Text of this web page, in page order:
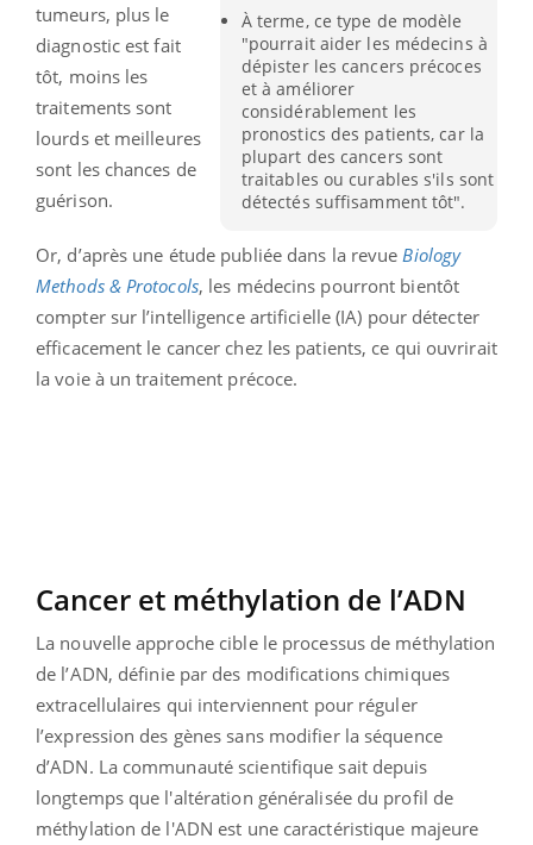
À terme, ce type de modèle
"pourrait aider les médecins à
dépister les cancers précoces
et à améliorer
considérablement les
pronostics des patients, car la
plupart des cancers sont
traitables ou curables s'ils sont
détectés suffisamment tôt".
tumeurs, plus le
diagnostic est fait
tôt, moins les
traitements sont
lourds et meilleures
sont les chances de
guérison.
Or, d’après une étude publiée dans la revue Biology
Methods & Protocols, les médecins pourront bientôt
compter sur l’intelligence artificielle (IA) pour détecter
efficacement le cancer chez les patients, ce qui ouvrirait
la voie à un traitement précoce.
Cancer et méthylation de l’ADN
La nouvelle approche cible le processus de méthylation
de l’ADN, définie par des modifications chimiques
extracellulaires qui interviennent pour réguler
l’expression des gènes sans modifier la séquence
d’ADN. La communauté scientifique sait depuis
longtemps que l'altération généralisée du profil de
méthylation de l'ADN est une caractéristique majeure